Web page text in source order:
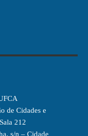
de Cidades e
212
s/n – Cidade